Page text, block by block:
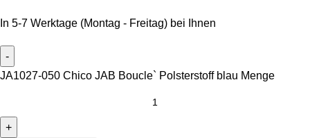
In 5-7 Werktage (Montag - Freitag) bei Ihnen
JA1027-050 Chico JAB Boucle` Polsterstoff blau Menge